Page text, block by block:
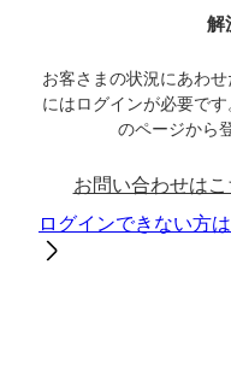
解
お客さまの状況にあわ
にはログインが必要で
のページから
お問い合わせはこ
ログインできない方